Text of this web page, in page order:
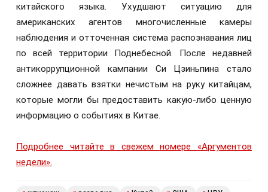
китайского языка. Ухудшают ситуацию для
американских агентов многочисленные камеры
наблюдения и отточенная система распознавания лиц
по всей территории Поднебесной. После недавней
антикоррупционной кампании Си Цзиньпина стало
сложнее давать взятки нечистым на руку китайцам,
которые могли бы предоставить какую-либо ценную
информацию о событиях в Китае.
Подробнее читайте в свежем номере «Аргументов
недели».